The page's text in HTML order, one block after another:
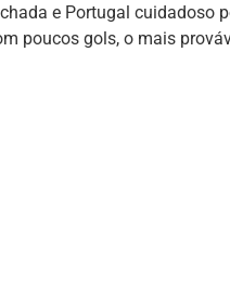
e Portugal cuidadoso
poucos gols, o mais